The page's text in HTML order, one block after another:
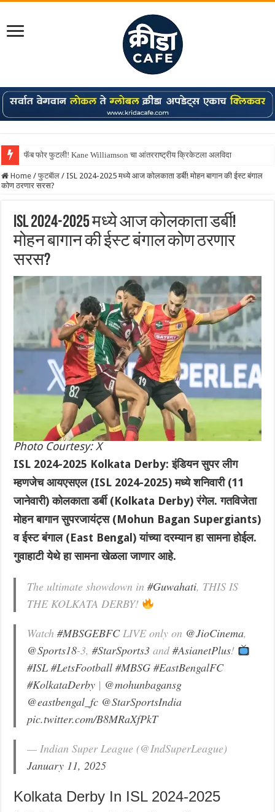
फॅब फोर फुटली! Kane Williamson चा आंतरराष्ट्रीय क्रिकेटला अलविदा
Home / फुटबॅाल / ISL 2024-2025 मध्ये आज कोलकाता डर्बी! मोहन बागान की ईस्ट बंगाल
कोण ठरणार सरस?
ISL 2024-2025 मध्ये आज कोलकाता डर्बी!
मोहन बागान की ईस्ट बंगाल कोण ठरणार
सरस?
Photo Courtesy: X
ISL 2024-2025 Kolkata Derby: इंडियन सुपर लीग
म्हणजेच आयएसएल (ISL 2024-2025) मध्ये शनिवारी (11
जानेवारी) कोलकाता डर्बी (Kolkata Derby) रंगेल. गतविजेता
मोहन बागान सुपरजायंट्स (Mohun Bagan Supergiants)
व ईस्ट बंगाल (East Bengal) यांच्या दरम्यान हा सामना होईल.
गुवाहाटी येथे हा सामना खेळला जाणार आहे.
The ultimate showdown in#Guwahati, THIS IS
THE KOLKATA DERBY!
Watch#MBSGEBFCLIVE only on @JioCinema,
@Sports18-3,#StarSports3 and#AsianetPlus!
#ISL #LetsFootball #MBSG #EastBengalFC
#KolkataDerby | @mohunbagansg
@eastbengal_fc @StarSportsIndia
pic.twitter.com/B8MRaXfPkT
— Indian Super League (@IndSuperLeague)
January 11, 2025
Kolkata Derby In ISL 2024-2025